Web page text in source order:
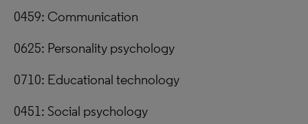
0459: Communication
0625: Personality psychology
0710: Educational technology
0451: Social psychology